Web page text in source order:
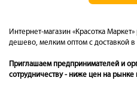
Интернет-магазин «Красотка
дешево, мелким оптом с доставкой в
Приглашаем предпринимателей и
сотрудничеству - ниже цен на рынке